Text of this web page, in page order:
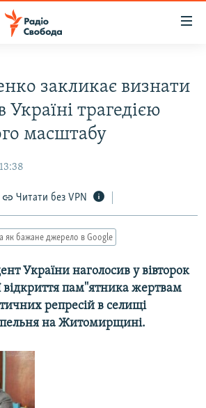
закликає визнати
Українi трагедiєю
масштабу
Читати без VPN
як бажане джерело в Google
України наголосив у вівторок
вiдкриття пам''ятника жертвам
репресiй в селищi
на Житомирщині.